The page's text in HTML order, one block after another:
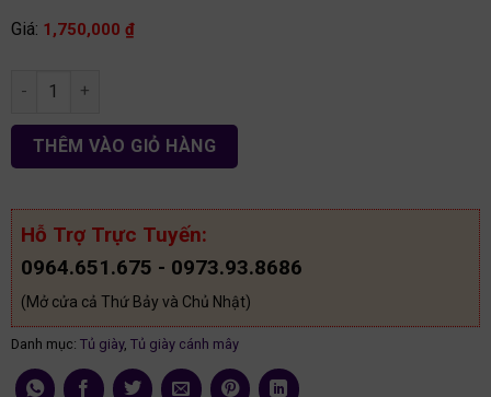
Giá: 1,750,000 ₫
Tủ giày cánh mây 1m00 gỗ MDF TG58 số lượng
THÊM VÀO GIỎ HÀNG
Hỗ Trợ Trực Tuyến:
0964.651.675 - 0973.93.8686
(Mở cửa cả Thứ Bảy và Chủ Nhật)
Danh mục: Tủ giày, Tủ giày cánh mây